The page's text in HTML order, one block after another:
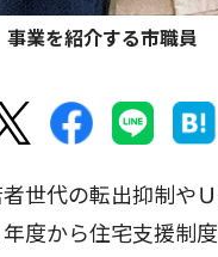
事業を紹介する市職員
世代の転出抑制や
度から住宅支援制